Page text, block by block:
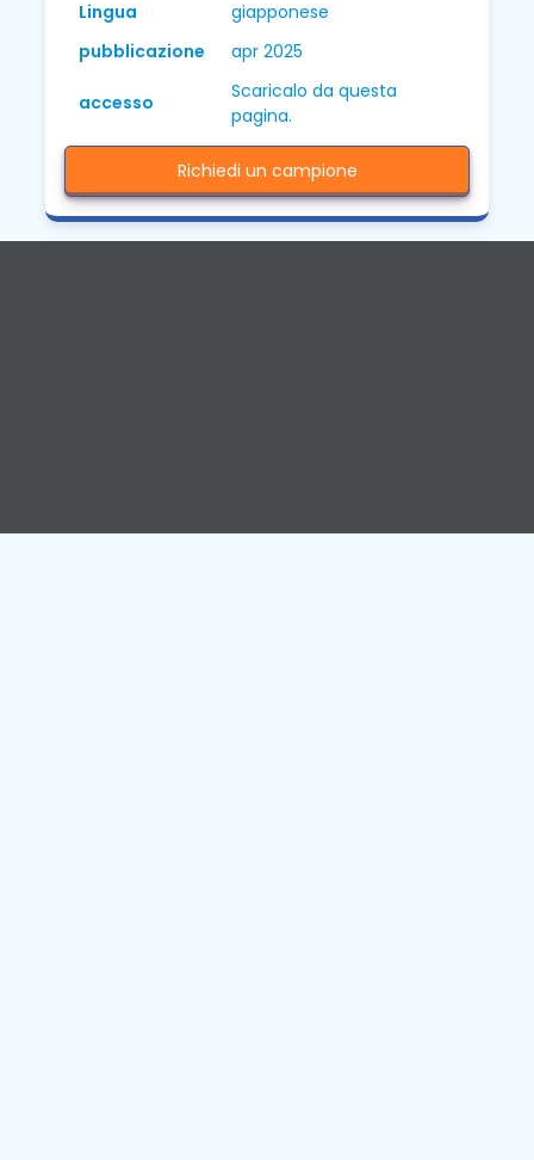
Lingua
giapponese
pubblicazione
apr 2025
accesso
Scaricalo da questa
pagina.
Richiedi un campione